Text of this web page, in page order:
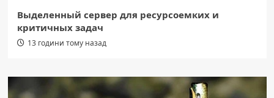
Выделенный сервер для ресурсоемких и
критичных задач
13 години тому назад